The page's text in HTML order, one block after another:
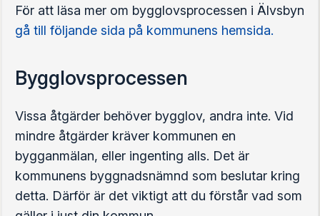
För att läsa mer om bygglovsprocessen i Älvsbyn
gå till följande sida på kommunens hemsida.
Bygglovsprocessen
Vissa åtgärder behöver bygglov, andra inte. Vid
mindre åtgärder kräver kommunen en
bygganmälan, eller ingenting alls. Det är
kommunens byggnadsnämnd som beslutar kring
detta. Därför är det viktigt att du förstår vad som